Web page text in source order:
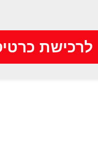
לרכישת